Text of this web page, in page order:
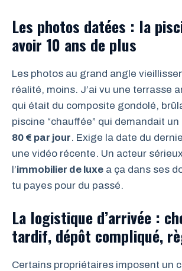
Les photos datées : la
avoir 10 ans de plus
Les photos au grand angle
réalité, moins. J’ai vu une terrasse
qui était du composite gondolé,
piscine “chauffée” qui demandait
80 € par jour. Exige la date du
une vidéo récente. Un acteur
l’immobilier de luxe a ça dans ses
tu payes pour du passé.
La logistique d’arrivée :
tardif, dépôt compliqué,
Certains propriétaires imposent un